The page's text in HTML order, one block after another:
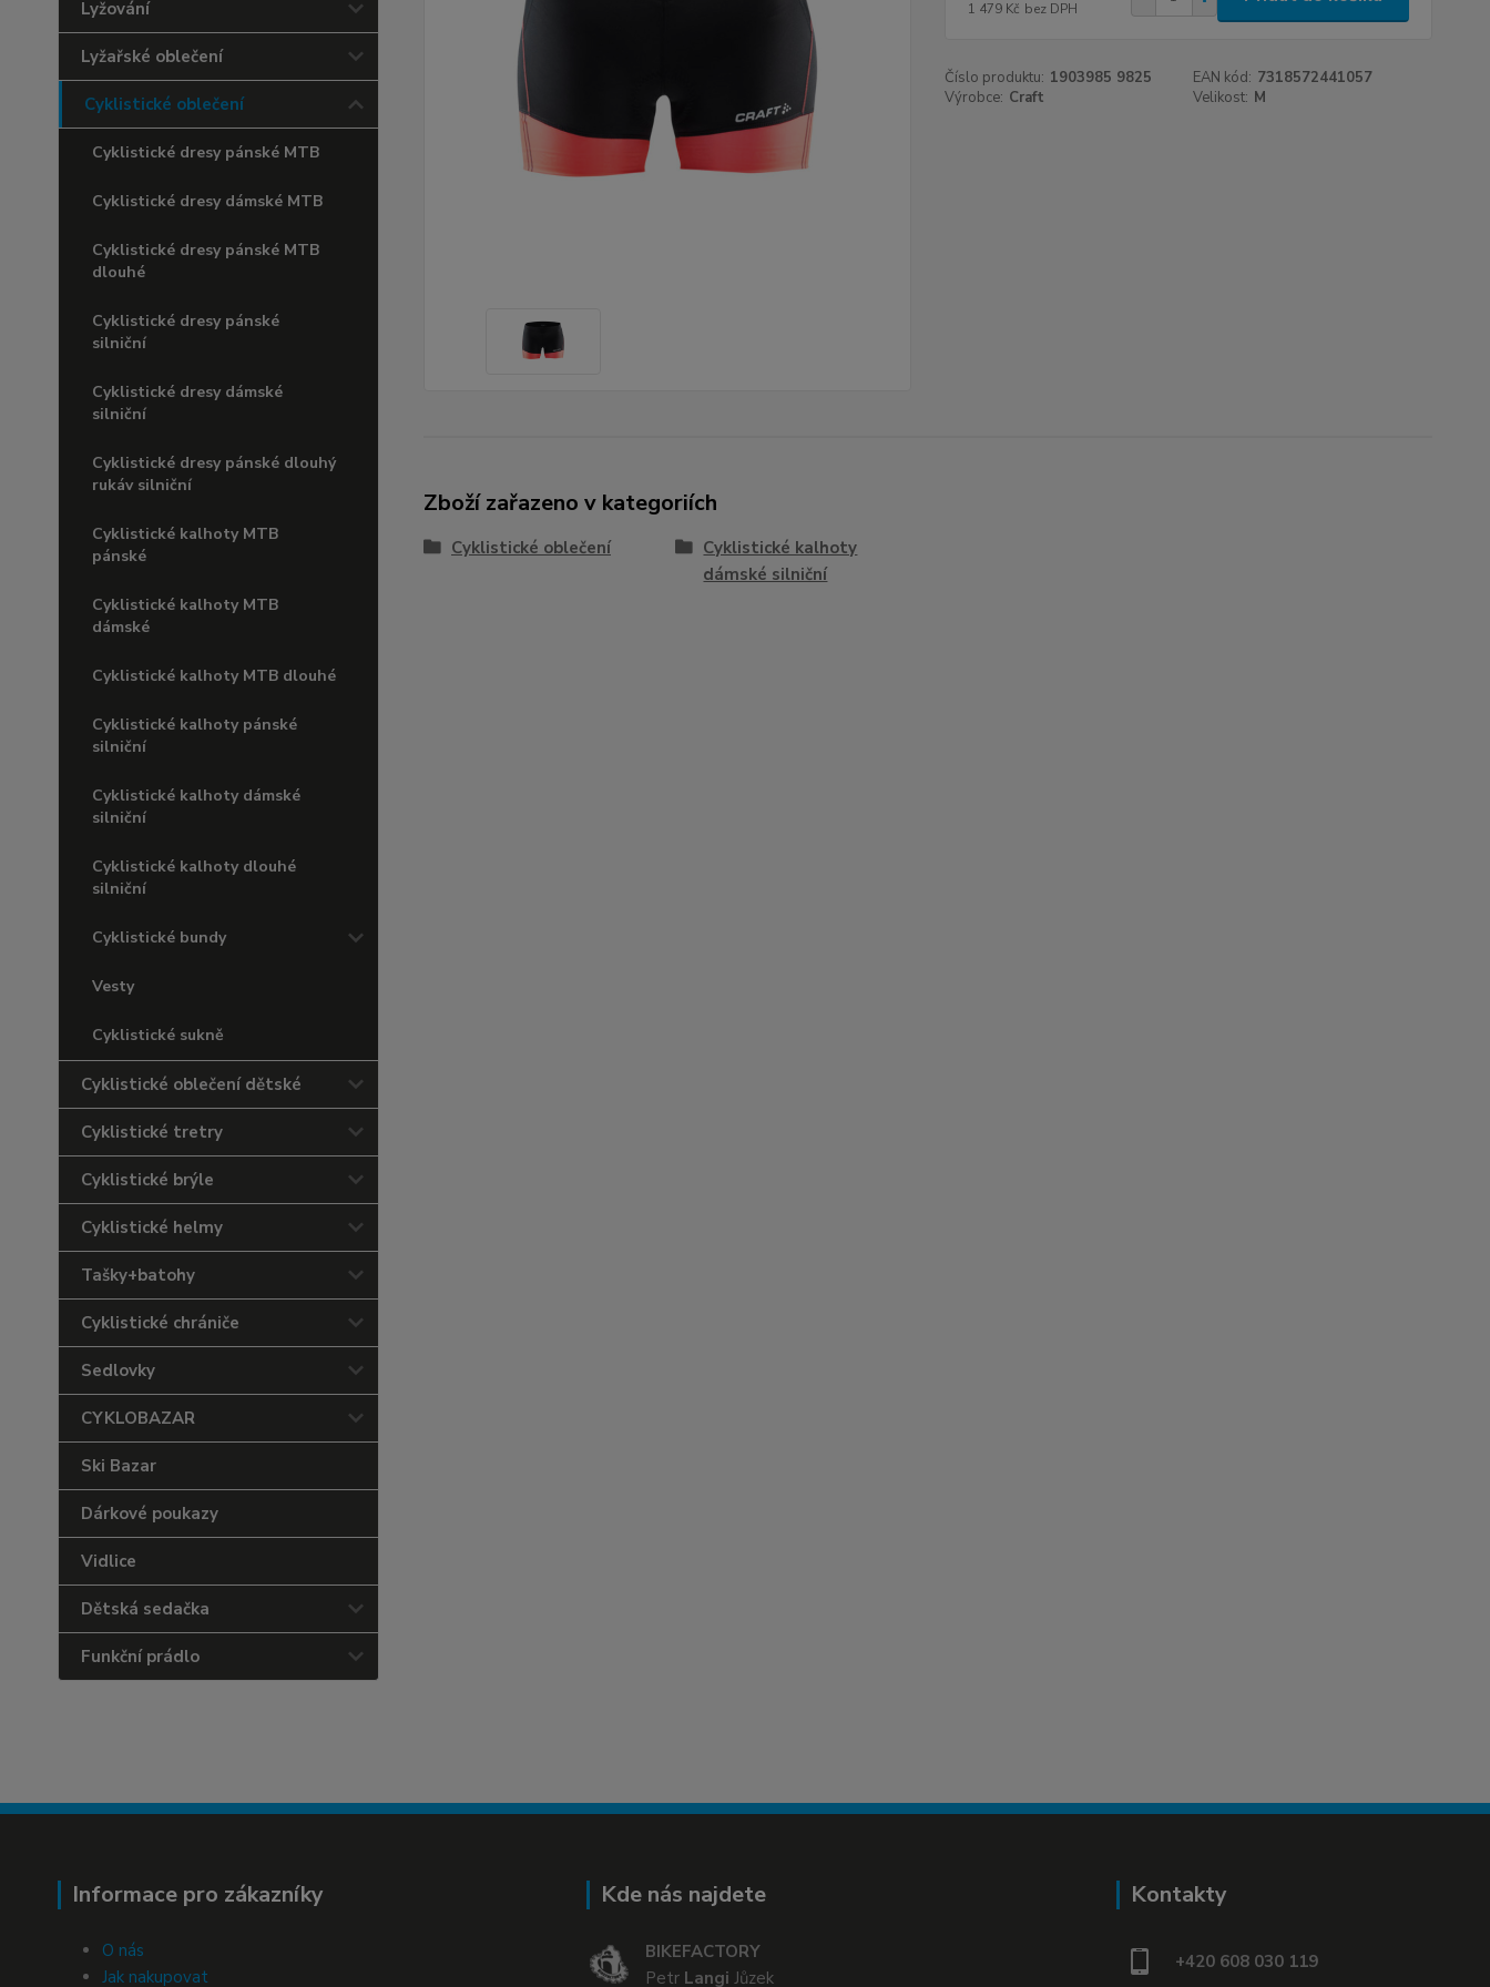
Lyžování
Lyžařské oblečení
Cyklistické oblečení
Cyklistické dresy pánské MTB
Cyklistické dresy dámské MTB
Cyklistické dresy pánské MTB
dlouhé
Cyklistické dresy pánské
silniční
Cyklistické dresy dámské
silniční
Cyklistické dresy pánské dlouhý
rukáv silniční
Cyklistické kalhoty MTB
pánské
Cyklistické kalhoty MTB
dámské
Cyklistické kalhoty MTB dlouhé
Cyklistické kalhoty pánské
silniční
Cyklistické kalhoty dámské
silniční
Cyklistické kalhoty dlouhé
silniční
Cyklistické bundy
Vesty
Cyklistické sukně
Cyklistické oblečení dětské
Cyklistické tretry
Cyklistické brýle
Cyklistické helmy
Tašky+batohy
Cyklistické chrániče
Sedlovky
CYKLOBAZAR
Ski Bazar
Dárkové poukazy
Vidlice
Dětská sedačka
Funkční prádlo
1 479 Kč bez DPH
Číslo produktu: 1903985 9825 EAN kód: 7318572441057
Výrobce: Craft Velikost: M
Zboží zařazeno v kategoriích
Cyklistické oblečení
Cyklistické kalhoty
dámské silniční
Informace pro zákazníky
O nás
Jak nakupovat
Kde nás najdete
BIKEFACTORY
Petr Langi Jůzek
Kontakty
+420 608 030 119